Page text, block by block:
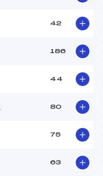
42
186
44
80
75
63